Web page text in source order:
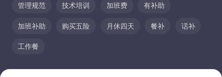
管理规范 技术培训 加班费 有补助
加班补助 购买五险 月休四天 餐补 话补
工作餐